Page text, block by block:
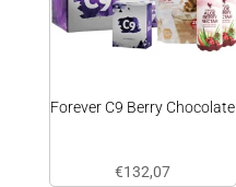
Forever C9 Berry Chocolate
€132,07